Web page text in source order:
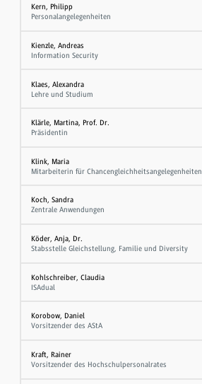
Kern, Philipp
Personalangelegenheiten
Kienzle, Andreas
Information Security
Klaes, Alexandra
Lehre und Studium
Klärle, Martina, Prof. Dr.
Präsidentin
Klink, Maria
Mitarbeiterin für Chancengleichheitsangelegenheiten
Koch, Sandra
Zentrale Anwendungen
Köder, Anja, Dr.
Stabsstelle Gleichstellung, Familie und Diversity
Kohlschreiber, Claudia
ISAdual
Korobow, Daniel
Vorsitzender des AStA
Kraft, Rainer
Vorsitzender des Hochschulpersonalrates